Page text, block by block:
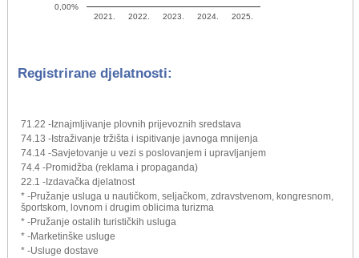
2021. 2022. 2023. 2024. 2025.
0,00%
Registrirane djelatnosti:
71.22 -Iznajmljivanje plovnih prijevoznih sredstava
74.13 -Istraživanje tržišta i ispitivanje javnoga mnijenja
74.14 -Savjetovanje u vezi s poslovanjem i upravljanjem
74.4 -Promidžba (reklama i propaganda)
22.1 -Izdavačka djelatnost
* -Pružanje usluga u nautičkom, seljačkom, zdravstvenom, kongresnom,
športskom, lovnom i drugim oblicima turizma
* -Pružanje ostalih turističkih usluga
* -Marketinške usluge
* -Usluge dostave